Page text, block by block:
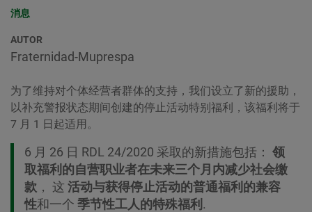
消息
AUTOR
Fraternidad-Muprespa
为了维持对个体经营者群体的支持，我们设立了新的援助，
以补充警报状态期间创建的停止活动特别福利，该福利将于
7 月 1 日起适用。
6 月 26 日 RDL 24/2020 采取的新措施包括： 领
取福利的自营职业者在未来三个月内减少社会缴
款 ， 这 活动与获得停止活动的普通福利的兼容
性和一个 季节性工人的特殊福利 .